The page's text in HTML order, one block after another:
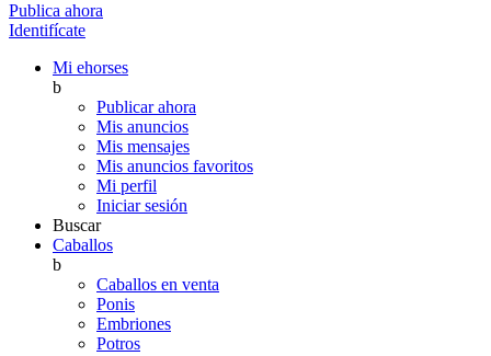
Publica ahora
Identifícate
Mi ehorses
b
Publicar ahora
Mis anuncios
Mis mensajes
Mis anuncios favoritos
Mi perfil
Iniciar sesión
Buscar
Caballos
b
Caballos en venta
Ponis
Embriones
Potros